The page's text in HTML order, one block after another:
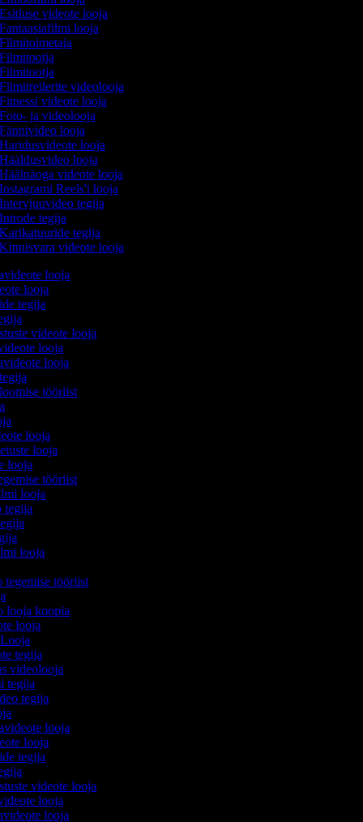
videote looja
looja
videolooja
videote looja
ja videolooja
looja
looja
looja
videote looja
Reels'i looja
tegija
tegija
tegija
videote looja
looja
looja
tegija
videote looja
looja
looja
tööriist
looja
looja
looja
tööriist
looja
tegija
looja
tegemise tööriist
looja koopia
looja
tegija
videolooja
tegija
tegija
looja
looja
tegija
videote looja
looja
looja